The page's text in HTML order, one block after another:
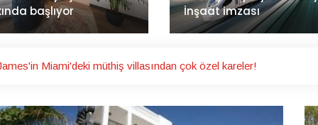
imzası
ortama taşınacak
Miami'deki müthiş villasından çok özel kareler!